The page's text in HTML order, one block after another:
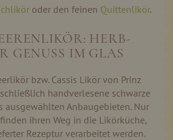
oder den feinen Quittenlikör.
HERB-
GENUSS IM GLAS
bzw. Cassis Likör von Prinz
handverlesene schwarze
ausgewählten Anbaugebieten. Nur
ihren Weg in die Likörküche,
Rezeptur verarbeitet werden.